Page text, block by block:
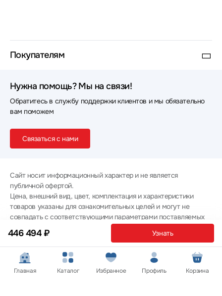
446 494 ₽ Узнать
Покупателям
Нужна помощь? Мы на связи!
Обратитесь в службу поддержки клиентов и мы обязательно
вам поможем
Связаться с нами
Сайт носит информационный характер и не является
публичной офертой.
Цена, внешний вид, цвет, комплектация и характеристики
товаров указаны для ознакомительных целей и могут не
совпадать с соответствующими параметрами поставляемых
товаров - уточняйте информацию у менеджера при
оформлении заказа.
Политика конфиденциальности
© 2012 — 2026 ООО «Эпл Тэк»
Главная Каталог Избранное Профиль Корзина